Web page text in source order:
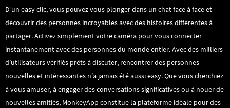
D’un easy clic, vous pouvez vous plonger dans un chat face à face et
découvrir des personnes incroyables avec des histoires différentes à
partager. Activez simplement votre caméra pour vous connecter
instantanément avec des personnes du monde entier. Avec des milliers
d’utilisateurs vérifiés prêts à discuter, rencontrer des personnes
nouvelles et intéressantes n’a jamais été aussi easy. Que vous cherchiez
à vous amuser, à engager des conversations significatives ou à nouer de
nouvelles amitiés, MonkeyApp constitue la plateforme idéale pour des